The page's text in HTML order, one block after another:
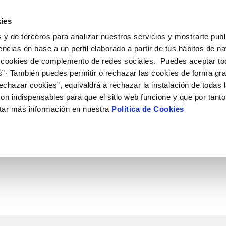
y de terceros para analizar nuestros servicios y mostrarte
en base a un perfil elaborado a partir de tus hábitos de
de complemento de redes sociales. Puedes aceptar
También puedes permitir o rechazar las cookies de forma
cookies”, equivaldrá a rechazar la instalación de todas
indispensables para que el sitio web funcione y que por
más información en nuestra Política de Cookies
titular
subministrament
MODIFICACIÓ DE DADES
Actualitzar dades bancàries
Actualitzar dades de domicili
Servei
AL CLIENT
contacte
COMPROMÍS DE SERVEI
Arbitratge i mediació
Normativa del servei
La Teva Aigua
la qualitat de l’aigua
CURA DE L'AIGUA
Consells d'estalvi
Dipòsits comunitaris
Coneix-nos
DE GESTIÓ I CERTIFICATS
El Nostre